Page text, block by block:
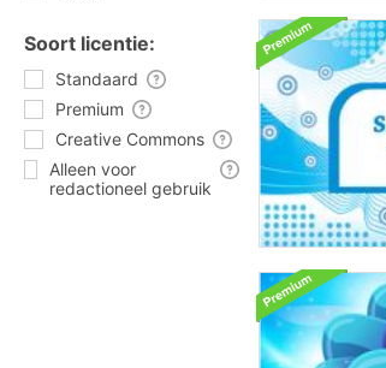
Soort licentie:
Standaard
Premium
Creative Commons
Alleen voor
redactioneel gebruik